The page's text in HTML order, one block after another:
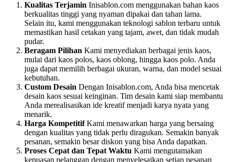
Kualitas Terjamin Inisablon.com menggunakan bahan kaos
berkualitas tinggi yang nyaman dipakai dan tahan lama.
Selain itu, kami menggunakan teknologi sablon terbaru untuk
memastikan hasil cetakan yang tajam, awet, dan tidak mudah
pudar.
Beragam Pilihan Kami menyediakan berbagai jenis kaos,
mulai dari kaos polos, kaos oblong, hingga kaos polo. Anda
juga dapat memilih berbagai ukuran, warna, dan model sesuai
kebutuhan.
Custom Desain Dengan Inisablon.com, Anda bisa mencetak
desain kaos sesuai keinginan. Tim desain kami siap membantu
Anda merealisasikan ide kreatif menjadi karya nyata yang
menarik.
Harga KompetitifKami menawarkan harga yang bersaing
dengan kualitas yang tidak perlu diragukan. Semakin banyak
pesanan, semakin besar diskon yang bisa Anda dapatkan.
Proses Cepat dan Tepat Waktu Kami mengutamakan
kepuasan pelanggan dengan menyelesaikan setiap pesanan